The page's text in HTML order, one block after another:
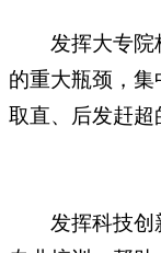
发挥大专院校
的重大瓶颈，
取直、后发赶超
发挥科技创新